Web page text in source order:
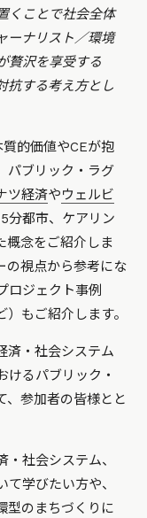
くことで社会全体
ーナリスト／環境
贅沢を享受する
抗する考え方とし
的価値やCEが抱
パブリック・ラグ
ツ経済やウェルビ
分都市、ケアリン
概念をご紹介しま
の視点から参考にな
ロジェクト事例
）もご紹介します。
済・社会システム
けるパブリック・
、参加者の皆様とと
社会システム、
学びたい方や、
型のまちづくりに